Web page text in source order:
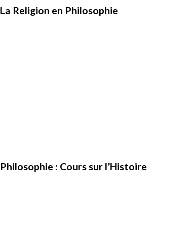
La Religion en Philosophie
Philosophie : Cours sur l’Histoire